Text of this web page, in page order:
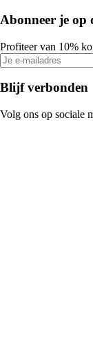
Abonneer je op
Profiteer van 10%
Blijf verbonden
Volg ons op sociale